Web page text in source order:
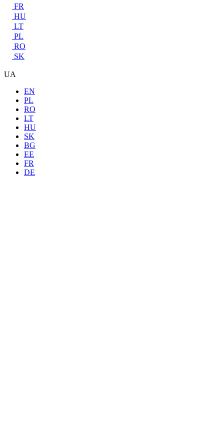
FR
HU
LT
PL
RO
SK
UA
EN
PL
RO
LT
HU
SK
BG
EE
FR
DE